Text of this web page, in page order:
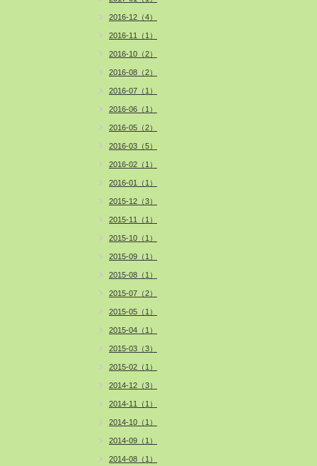
2016-12（4）
2016-11（1）
2016-10（2）
2016-08（2）
2016-07（1）
2016-06（1）
2016-05（2）
2016-03（5）
2016-02（1）
2016-01（1）
2015-12（3）
2015-11（1）
2015-10（1）
2015-09（1）
2015-08（1）
2015-07（2）
2015-05（1）
2015-04（1）
2015-03（3）
2015-02（1）
2014-12（3）
2014-11（1）
2014-10（1）
2014-09（1）
2014-08（1）